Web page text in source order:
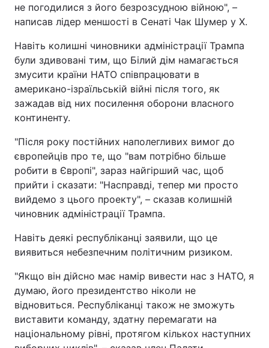
не погодилися з його безрозсудною війною", –
написав лідер меншості в Сенаті Чак Шумер у X.
Навіть колишні чиновники адміністрації Трампа
були здивовані тим, що Білий дім намагається
змусити країни НАТО співпрацювати в
американо-ізраїльській війні після того, як
зажадав від них посилення оборони власного
континенту.
"Після року постійних наполегливих вимог до
європейців про те, що "вам потрібно більше
робити в Європі", зараз найгірший час, щоб
прийти і сказати: "Насправді, тепер ми просто
вийдемо з цього проекту", – сказав колишній
чиновник адміністрації Трампа.
Навіть деякі республіканці заявили, що це
виявиться небезпечним політичним ризиком.
"Якщо він дійсно має намір вивести нас з НАТО, я
думаю, його президентство ніколи не
відновиться. Республіканці також не зможуть
виставити команду, здатну перемагати на
національному рівні, протягом кількох наступних